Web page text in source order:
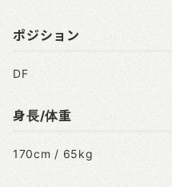
ポジション
DF
身長/体重
170cm / 65kg